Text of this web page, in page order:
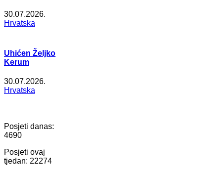
30.07.2026.
Hrvatska
Uhićen Željko
Kerum
30.07.2026.
Hrvatska
Posjeti danas:
4690
Posjeti ovaj
tjedan: 22274